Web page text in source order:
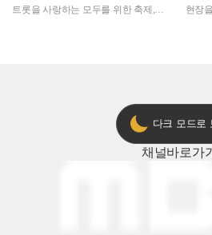
트롯을 사랑하는 모두를 위한 축제,
현장
다크 모드로
채널바로가기